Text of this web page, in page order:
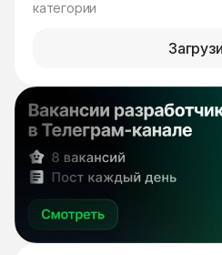
категории